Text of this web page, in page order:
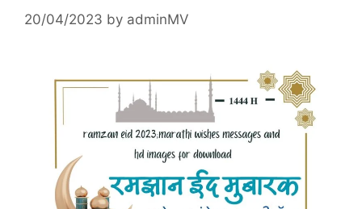
20/04/2023 by adminMV